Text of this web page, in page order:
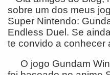
sobre um dos meus
Super Nintendo:
Endless Duel. Se
te convido a conhecer
O jogo Gundam